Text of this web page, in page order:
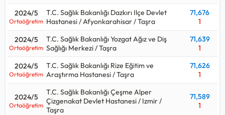
2024/5
Ortaöğretim
T.C. Sağlık Bakanlığı Dazkırı Ilçe Devlet
Hastanesi / Afyonkarahisar / Taşra
71,676
1
2024/5
Ortaöğretim
T.C. Sağlık Bakanlığı Yozgat Ağız ve Diş
Sağlığı Merkezi / Taşra
71,639
1
2024/5
Ortaöğretim
T.C. Sağlık Bakanlığı Rize Eğitim ve
Araştırma Hastanesi / Taşra
71,626
1
2024/5
Ortaöğretim
T.C. Sağlık Bakanlığı Çeşme Alper
Çizgenakat Devlet Hastanesi / Izmir /
Taşra
71,589
1